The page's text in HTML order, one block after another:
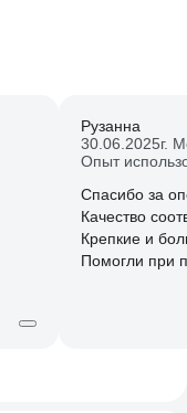
Рузанна
30.06.2025г.
Опыт
Спасибо за
Качество
Крепкие и
Помогли при